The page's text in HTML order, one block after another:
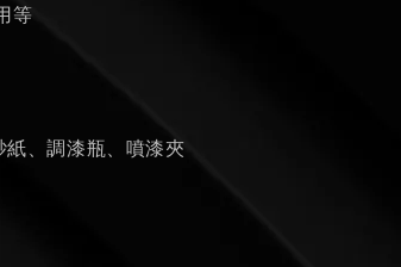
等
、調漆瓶、噴漆夾